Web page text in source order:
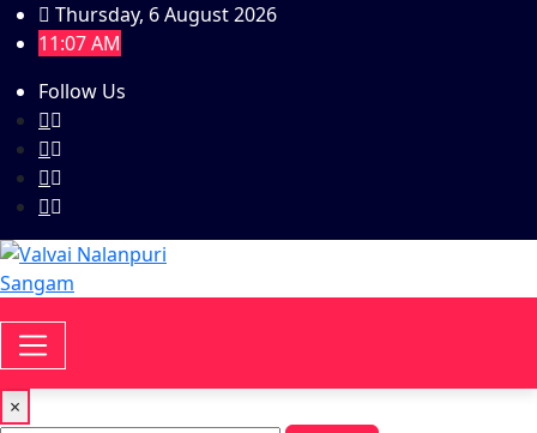
Skip
to
Thursday, 6 August 2026
11:07 AM
Follow Us
×